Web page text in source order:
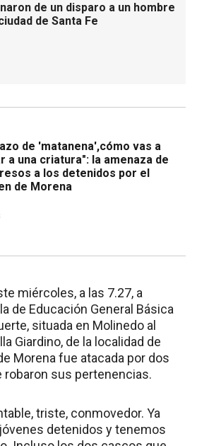
de un disparo a un hombre
de Santa Fe
de 'matanena',cómo vas a
a una criatura": la amenaza de
a los detenidos por el
de Morena
miércoles, a las 7.27, a
de Educación General Básica
situada en Molinedo al
Giardino, de la localidad de
Morena fue atacada por dos
sus pertenencias.
triste, conmovedor. Ya
detenidos y tenemos